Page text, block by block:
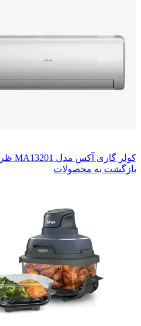
کولر گازی آکس مدل MA13201 ظرفیت ۳۲۰۰۰
بازگشت به محصولات